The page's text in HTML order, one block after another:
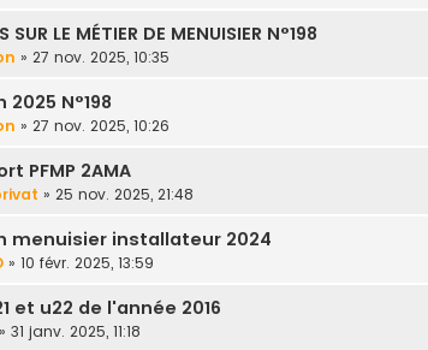
SUR LE MÉTIER DE MENUISIER N°198
» 27 nov. 2025, 10:35
N°198
» 27 nov. 2025, 10:26
PFMP 2AMA
» 25 nov. 2025, 21:48
menuisier installateur 2024
» 10 févr. 2025, 13:59
et u22 de l'année 2016
» 31 janv. 2025, 11:18